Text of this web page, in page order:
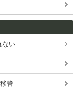
ない
管